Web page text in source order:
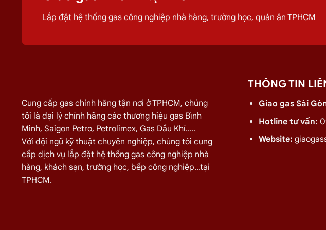
trình sử dụng
Giá Giao Gas Tận Nơi Đường Ngô Quyền, Hóc
Bình gas Pacific Petro 12kg màu Xám
Bình gas Pacific Petro 12kg Màu Vàng
gas dầu khí mầu xanh lá chuối 12kg
Bình gas dầu khí 12kg màu vàng
Bình gas dầu khí 12kg màu đỏ
Lắp đặt hệ thống gas công nghiệp nhà hàng, trường học, quán ăn TPHCM
Cung cấp gas chính hãng tận nơi ở TPHCM, chúng
tôi là đại lý chính hãng các thương hiệu gas Bình
Minh, Saigon Petro, Petrolimex, Gas Dầu Khí.....
Với đội ngũ kỹ thuật chuyên nghiệp, chúng tôi cung
cấp dịch vụ lắp đặt hệ thống gas công nghiệp nhà
hàng, khách sạn, trường học, bếp công nghiệp...tại
TPHCM.
THÔNG TIN
Giao gas Sài
Hotline tư vấn:
Website: